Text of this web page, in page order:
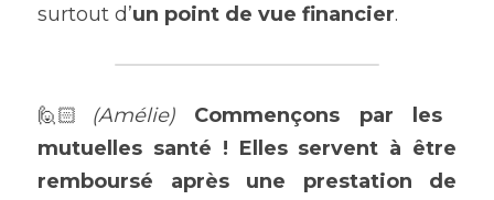
surtout d’un point de vue financier.
🙋🏻 (Amélie) Commençons par les
mutuelles santé ! Elles servent à être
remboursé après une prestation de